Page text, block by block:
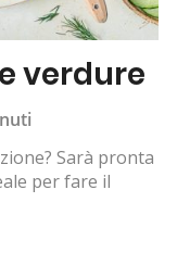
verdure
Sarà pronta
per fare il